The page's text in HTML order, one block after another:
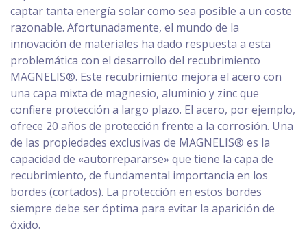
captar tanta energía solar como sea posible a un coste
razonable. Afortunadamente, el mundo de la
innovación de materiales ha dado respuesta a esta
problemática con el desarrollo del recubrimiento
MAGNELIS®. Este recubrimiento mejora el acero con
una capa mixta de magnesio, aluminio y zinc que
confiere protección a largo plazo. El acero, por ejemplo,
ofrece 20 años de protección frente a la corrosión. Una
de las propiedades exclusivas de MAGNELIS® es la
capacidad de «autorrepararse» que tiene la capa de
recubrimiento, de fundamental importancia en los
bordes (cortados). La protección en estos bordes
siempre debe ser óptima para evitar la aparición de
óxido.